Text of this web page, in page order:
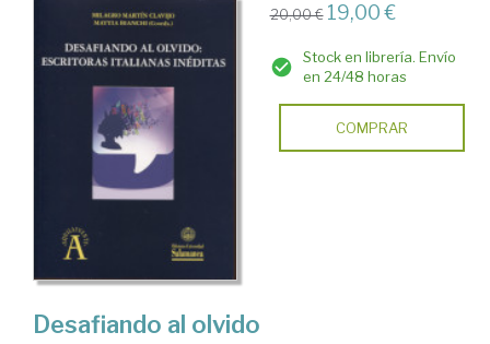
20,00 € 19,00 €
Stock en librería. Envío
en 24/48 horas
COMPRAR
Desafiando al olvido